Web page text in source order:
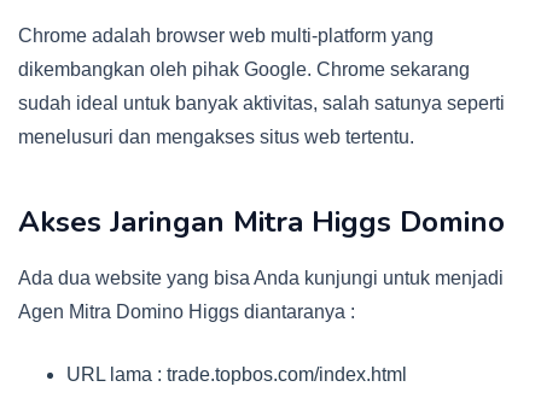
Chrome adalah browser web multi-platform yang
dikembangkan oleh pihak Google. Chrome sekarang
sudah ideal untuk banyak aktivitas, salah satunya seperti
menelusuri dan mengakses situs web tertentu.
Akses Jaringan Mitra Higgs Domino
Ada dua website yang bisa Anda kunjungi untuk menjadi
Agen Mitra Domino Higgs diantaranya :
URL lama : trade.topbos.com/index.html